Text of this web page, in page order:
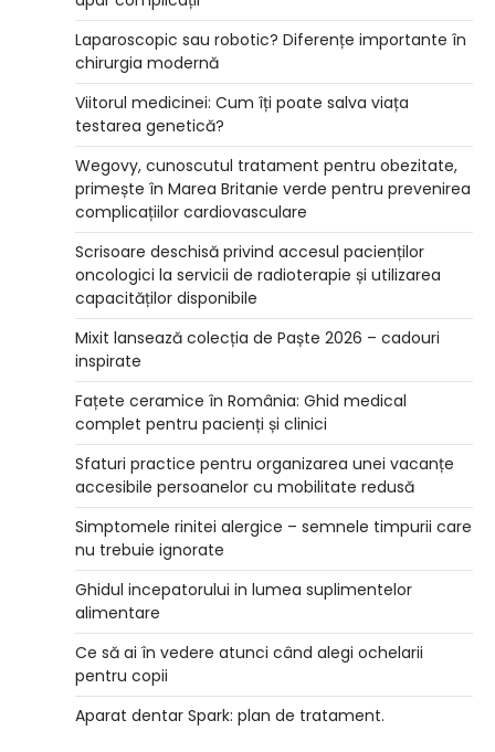
Laparoscopic sau robotic? Diferențe importante în
chirurgia modernă
Viitorul medicinei: Cum îți poate salva viața
testarea genetică?
Wegovy, cunoscutul tratament pentru obezitate,
primește în Marea Britanie verde pentru prevenirea
complicațiilor cardiovasculare
Scrisoare deschisă privind accesul pacienților
oncologici la servicii de radioterapie și utilizarea
capacităților disponibile
Mixit lansează colecția de Paște 2026 – cadouri
inspirate
Fațete ceramice în România: Ghid medical
complet pentru pacienți și clinici
Sfaturi practice pentru organizarea unei vacanțe
accesibile persoanelor cu mobilitate redusă
Simptomele rinitei alergice – semnele timpurii care
nu trebuie ignorate
Ghidul incepatorului in lumea suplimentelor
alimentare
Ce să ai în vedere atunci când alegi ochelarii
pentru copii
Aparat dentar Spark: plan de tratament.